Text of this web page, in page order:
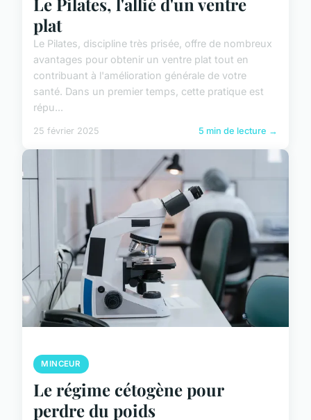
plat
Le Pilates, discipline très prisée, offre de nombreux
avantages pour obtenir un ventre plat tout en
contribuant à l'amélioration générale de votre
santé. Dans un premier temps, cette pratique est
répu...
25 février 2025 5 min de lecture →
MINCEUR
Le régime cétogène pour
perdre du poids